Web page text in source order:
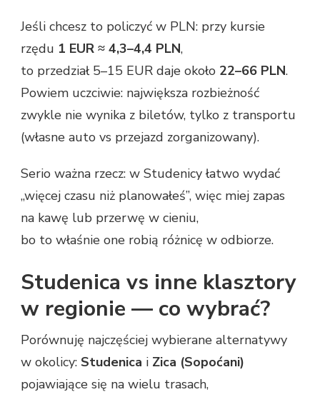
Jeśli chcesz to policzyć w PLN: przy kursie
rzędu 1 EUR ≈ 4,3–4,4 PLN,
to przedział 5–15 EUR daje około 22–66 PLN.
Powiem uczciwie: największa rozbieżność
zwykle nie wynika z biletów, tylko z transportu
(własne auto vs przejazd zorganizowany).
Serio ważna rzecz: w Studenicy łatwo wydać
„więcej czasu niż planowałeś”, więc miej zapas
na kawę lub przerwę w cieniu,
bo to właśnie one robią różnicę w odbiorze.
Studenica vs inne klasztory
w regionie — co wybrać?
Porównuję najczęściej wybierane alternatywy
w okolicy: Studenica i Zica (Sopoćani)
pojawiające się na wielu trasach,